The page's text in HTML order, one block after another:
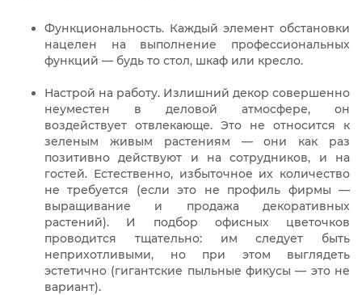
Функциональность. Каждый элемент обстановки
нацелен на выполнение профессиональных
функций — будь то стол, шкаф или кресло.
Настрой на работу. Излишний декор совершенно
неуместен в деловой атмосфере, он
воздействует отвлекающе. Это не относится к
зеленым живым растениям — они как раз
позитивно действуют и на сотрудников, и на
гостей. Естественно, избыточное их количество
не требуется (если это не профиль фирмы —
выращивание и продажа декоративных
растений). И подбор офисных цветочков
проводится тщательно: им следует быть
неприхотливыми, но при этом выглядеть
эстетично (гигантские пыльные фикусы — это не
вариант).